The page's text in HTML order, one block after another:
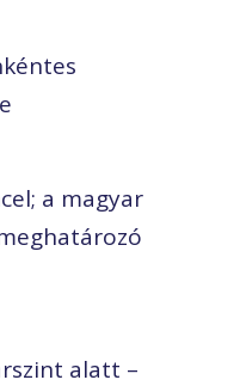
a magyar
alatt –